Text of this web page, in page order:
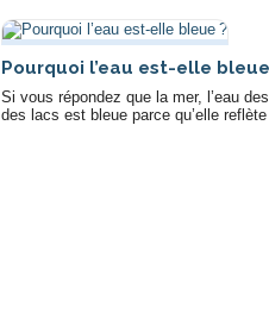
Pourquoi l’eau est-elle bleue
Si vous répondez que la mer, l’eau
des lacs est bleue parce qu’elle reflète